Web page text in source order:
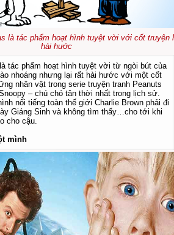
là tác phẩm hoạt hình tuyệt vời với cốt truyện
hài hước
tác phẩm hoạt hình tuyệt vời từ ngòi bút của
nhoáng nhưng lại rất hài hước với một cốt
nhân vật trong serie truyện tranh Peanuts
– chú chó tân thời nhất trong lịch sử.
nổi tiếng toàn thế giới Charlie Brown phải đi
Giáng Sinh và không tìm thấy…cho tới khi
cho cậu.
mình